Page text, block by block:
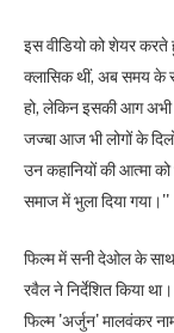
इस वीडियो को शेयर
क्लासिक थीं, अब समय के
हो, लेकिन इसकी आग अभी
जज्बा आज भी लोगों के
उन कहानियों की आत्मा
समाज में भुला दिया गया।''
फिल्म में सनी देओल के
रवैल ने निर्देशित किया
फिल्म 'अर्जुन' मालवंकर